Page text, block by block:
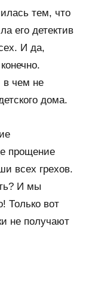
тем, что
его детектив
И да,
в чем не
дома.
прощение
всех грехов.
И мы
Только вот
не получают